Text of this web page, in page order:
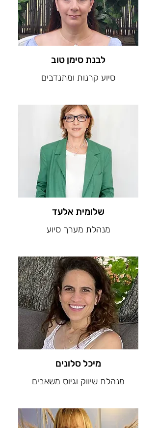
לבנת סימן טוב
סיוע קרנות ומתנדבים
שלומית אלעד
מנהלת מערך סיוע
מיכל סלונים
מנהלת שיווק וגיוס משאבים